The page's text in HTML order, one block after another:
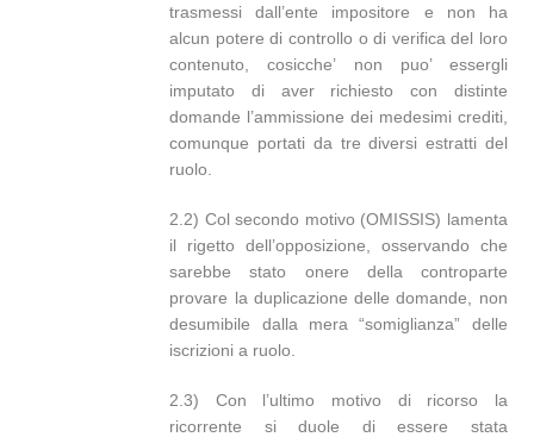
trasmessi dall’ente impositore e non ha
alcun potere di controllo o di verifica del loro
contenuto, cosicche’ non puo’ essergli
imputato di aver richiesto con distinte
domande l’ammissione dei medesimi crediti,
comunque portati da tre diversi estratti del
ruolo.
2.2) Col secondo motivo (OMISSIS) lamenta
il rigetto dell’opposizione, osservando che
sarebbe stato onere della controparte
provare la duplicazione delle domande, non
desumibile dalla mera “somiglianza” delle
iscrizioni a ruolo.
2.3) Con l’ultimo motivo di ricorso la
ricorrente si duole di essere stata